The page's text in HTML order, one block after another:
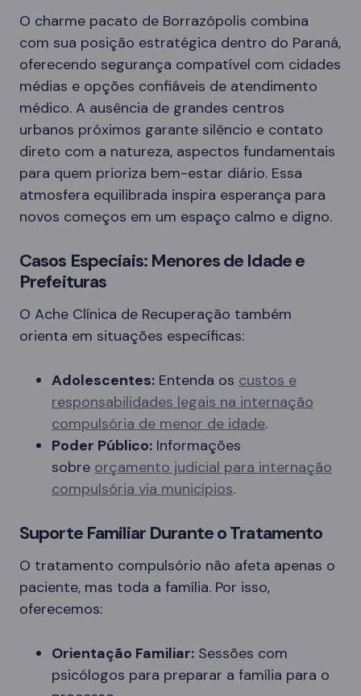
O charme pacato de Borrazópolis combina
com sua posição estratégica dentro do Paraná,
oferecendo segurança compatível com cidades
médias e opções confiáveis de atendimento
médico. A ausência de grandes centros
urbanos próximos garante silêncio e contato
direto com a natureza, aspectos fundamentais
para quem prioriza bem-estar diário. Essa
atmosfera equilibrada inspira esperança para
novos começos em um espaço calmo e digno.
Casos Especiais: Menores de Idade e
Prefeituras
O Ache Clínica de Recuperação também
orienta em situações específicas:
Adolescentes: Entenda os custos e
responsabilidades legais na internação
compulsória de menor de idade.
Poder Público: Informações
sobre orçamento judicial para internação
compulsória via municípios.
Suporte Familiar Durante o Tratamento
O tratamento compulsório não afeta apenas o
paciente, mas toda a família. Por isso,
oferecemos:
Orientação Familiar: Sessões com
psicólogos para preparar a família para o